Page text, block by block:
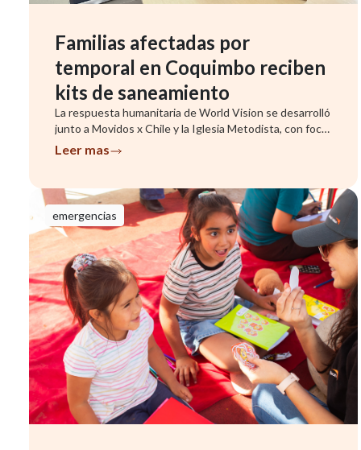
Familias afectadas por
temporal en Coquimbo reciben
kits de saneamiento
La respuesta humanitaria de World Vision se desarrolló
junto a Movidos x Chile y la Iglesia Metodista, con foco
en famil...
Leer mas
emergencias